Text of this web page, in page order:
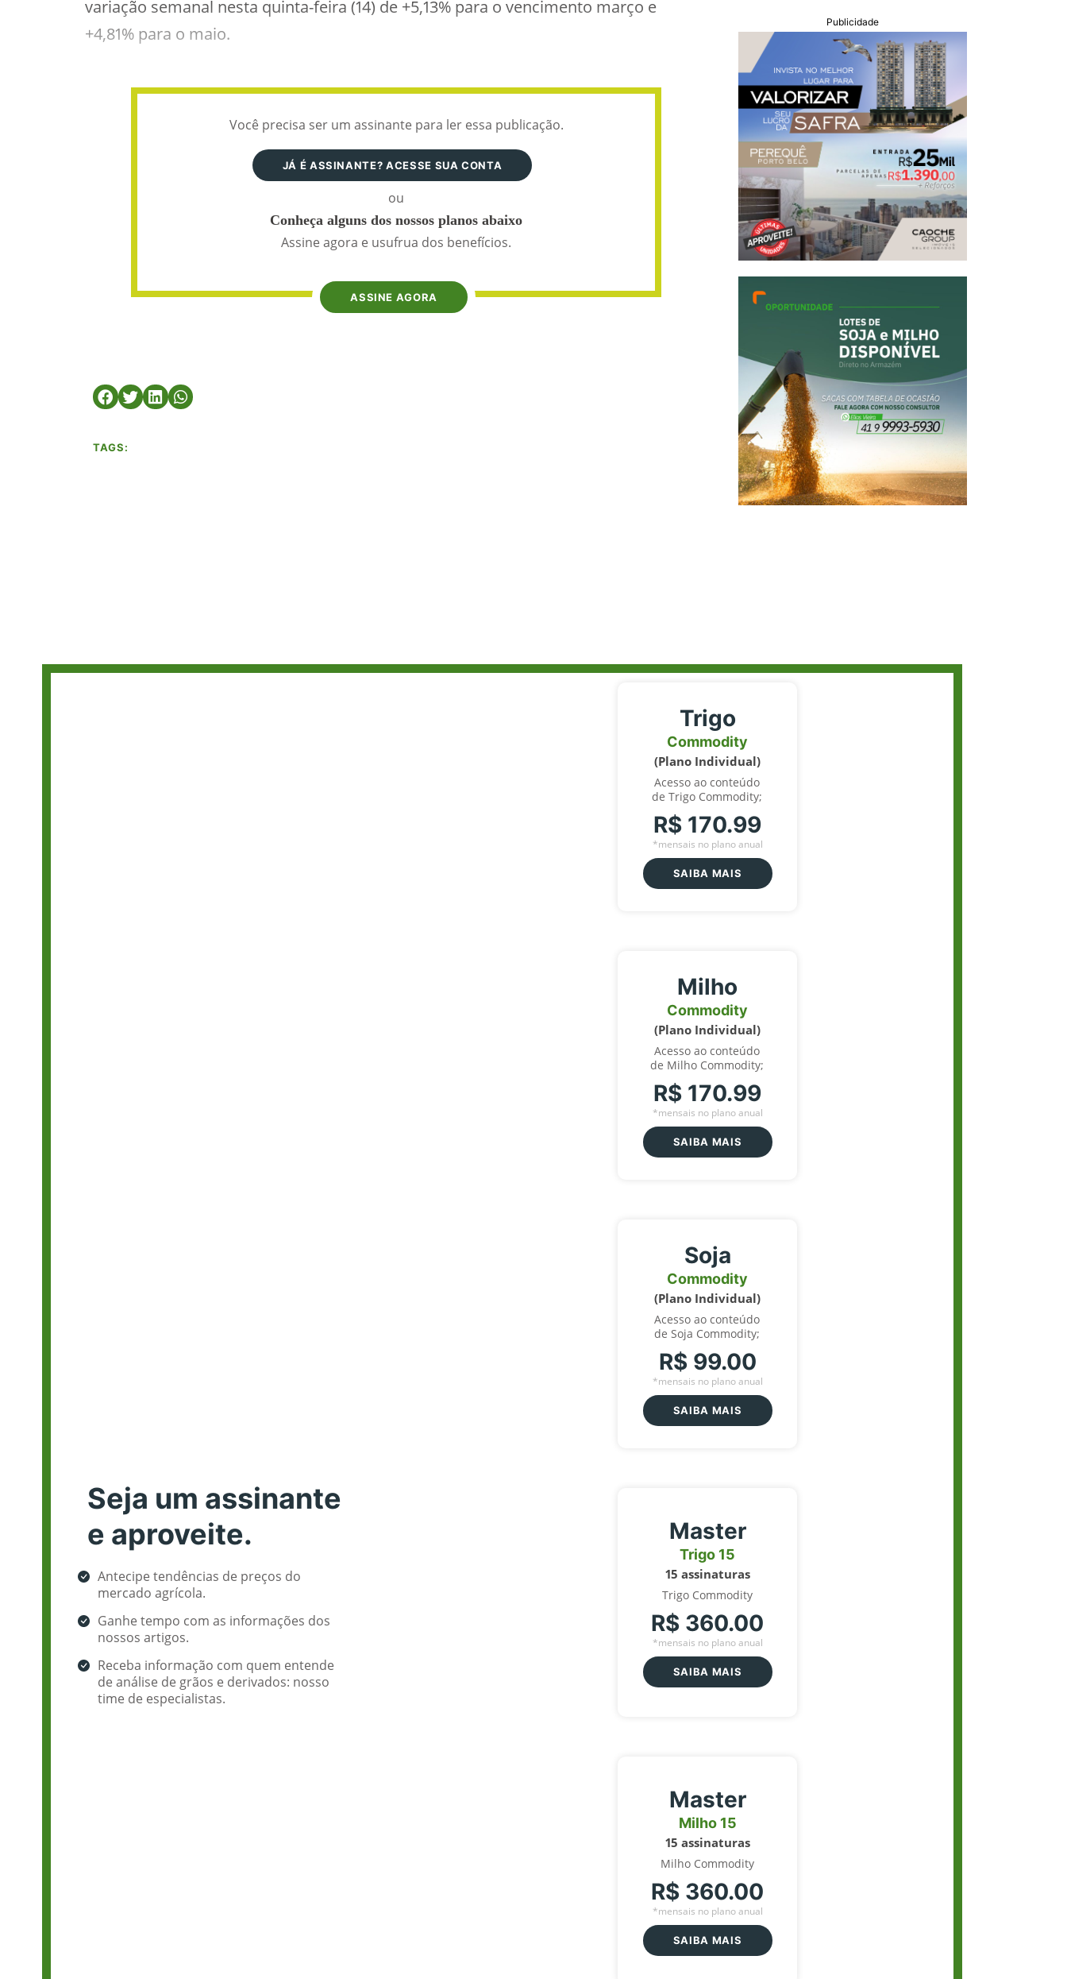
variação semanal nesta quinta-feira (14) de +5,13% para o vencimento março e
+4,81% para o maio.
Você precisa ser um assinante para ler essa publicação.
JÁ É ASSINANTE? ACESSE SUA CONTA
ou
Conheça alguns dos nossos planos abaixo
Assine agora e usufrua dos benefícios.
ASSINE AGORA
TAGS:
Publicidade
Seja um assinante
e aproveite.
Antecipe tendências de preços do
mercado agrícola.
Ganhe tempo com as informações dos
nossos artigos.
Receba informação com quem entende
de análise de grãos e derivados: nosso
time de especialistas.
Trigo
Commodity
(Plano Individual)
Acesso ao conteúdo
de Trigo Commodity;
R$ 170.99
*mensais no plano anual
SAIBA MAIS
Milho
Commodity
(Plano Individual)
Acesso ao conteúdo
de Milho Commodity;
R$ 170.99
*mensais no plano anual
SAIBA MAIS
Soja
Commodity
(Plano Individual)
Acesso ao conteúdo
de Soja Commodity;
R$ 99.00
*mensais no plano anual
SAIBA MAIS
Master
Trigo 15
15 assinaturas
Trigo Commodity
R$ 360.00
*mensais no plano anual
SAIBA MAIS
Master
Milho 15
15 assinaturas
Milho Commodity
R$ 360.00
*mensais no plano anual
SAIBA MAIS